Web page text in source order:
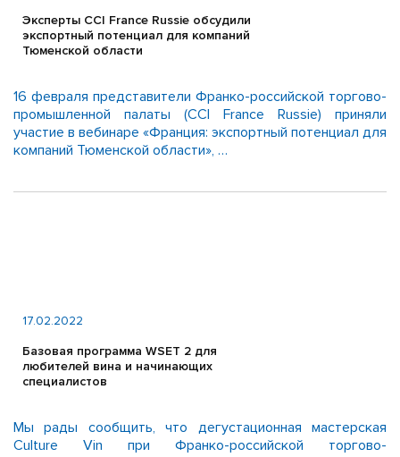
Эксперты CCI France Russie обсудили
экспортный потенциал для компаний
Тюменской области
16 февраля представители Франко-российской торгово-
промышленной палаты (CCI France Russie) приняли
участие в вебинаре «Франция: экспортный потенциал для
компаний Тюменской области», …
17.02.2022
Базовая программа WSET 2 для
любителей вина и начинающих
специалистов
Мы рады сообщить, что дегустационная мастерская
Culture Vin при Франко-российской торгово-